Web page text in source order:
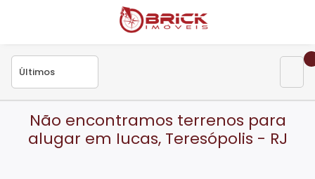
Não encontramos terrenos para
alugar em Iucas, Teresópolis - RJ